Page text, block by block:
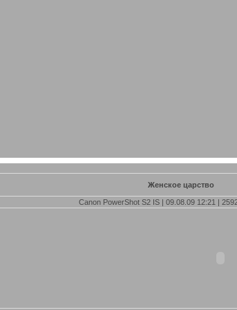
Женское царство
Canon PowerShot S2 IS | 09.08.09 12:21 |